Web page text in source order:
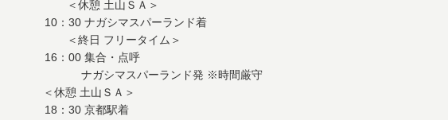
＜休憩 土山ＳＡ＞
10：30 ナガシマスパーランド着
＜終日 フリータイム＞
16：00 集合・点呼
ナガシマスパーランド発 ※時間厳守
＜休憩 土山ＳＡ＞
18：30 京都駅着